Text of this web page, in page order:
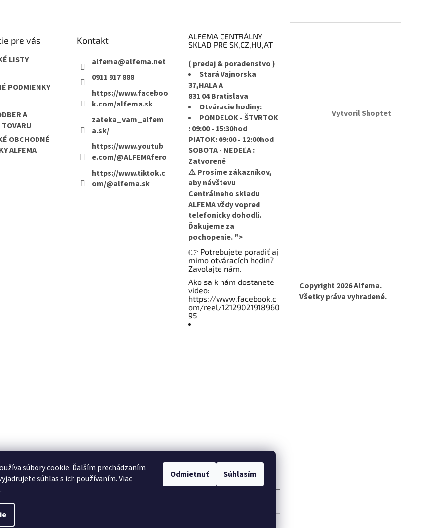
súbory cookie. Ďalším prechádzaním
súhlas s ich používaním. Viac
.
Odmietnuť Súhlasím
pre vás
LISTY
PODMIENKY
A
OBCHODNÉ
ALFEMA
Kontakt
alfema@alfema.net
0911 917 888
https://www.faceboo
k.com/alfema.sk
zateka_vam_alfem
a.sk/
https://www.youtub
e.com/@ALFEMAfero
https://www.tiktok.c
om/@alfema.sk
ALFEMA CENTRÁLNY
SKLAD PRE SK,CZ,HU,AT
( predaj & poradenstvo )
Stará Vajnorska
37,HALA A
831 04 Bratislava
Otváracie hodiny:
PONDELOK - ŠTVRTOK
: 09:00 - 15:30hod
PIATOK: 09:00 - 12:00hod
SOBOTA - NEDEĽA :
Zatvorené
⚠️ Prosíme zákazníkov,
aby návštevu
Centrálneho skladu
ALFEMA vždy vopred
telefonicky dohodli.
Ďakujeme za
pochopenie. ">
👉 Potrebujete poradiť aj
mimo otváracích hodín?
Zavolajte nám.
Ako sa k nám dostanete
video:
https://www.facebook.c
om/reel/12129021918960
95
Vytvoril Shoptet
Copyright 2026Alfema.
Všetky práva vyhradené.